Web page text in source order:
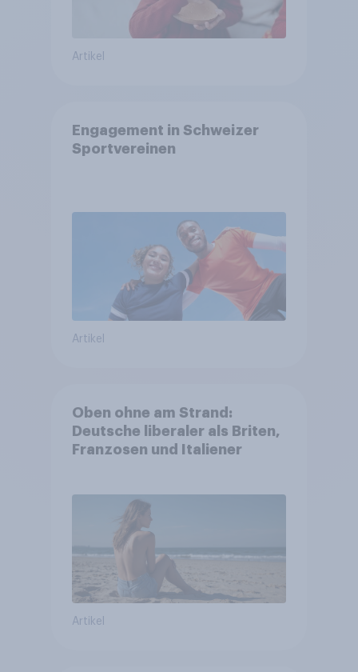
Artikel
Engagement in Schweizer
Sportvereinen
Artikel
Oben ohne am Strand:
Deutsche liberaler als Briten,
Franzosen und Italiener
Artikel